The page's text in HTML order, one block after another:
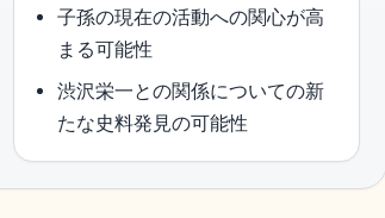
子孫の現在の活動への関心が高
まる可能性
渋沢栄一との関係についての新
たな史料発見の可能性